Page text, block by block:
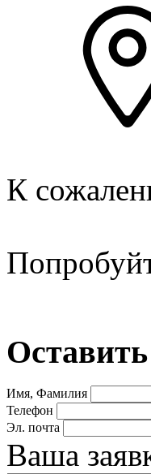
К
Имя, Фамилия
Телефон
Эл. почта
Ваша